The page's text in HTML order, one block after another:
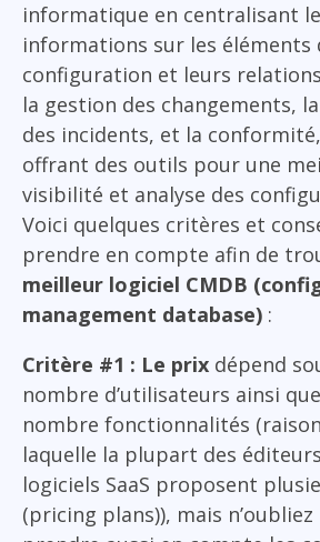
informatique en centralisant
informations sur les éléments
configuration et leurs
la gestion des changements,
des incidents, et la
offrant des outils pour une
visibilité et analyse des
Voici quelques critères et
prendre en compte afin de
meilleur logiciel CMDB
management database) :
Critère #1 : Le prix dépend
nombre d’utilisateurs ainsi
nombre fonctionnalités
laquelle la plupart des
logiciels SaaS proposent
(pricing plans)), mais n’oubliez